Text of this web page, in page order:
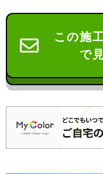
この施
で